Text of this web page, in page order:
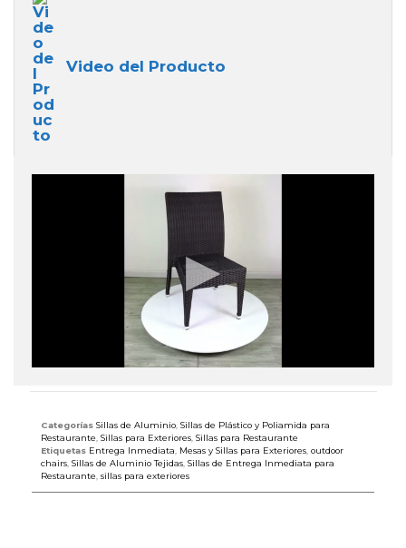
Video del Producto
Categorías Sillas de Aluminio Sillas de Plástico y Poliamida para
Restaurante Sillas para Exteriores Sillas para Restaurante
Etiquetas Entrega Inmediata Mesas y Sillas para Exteriores outdoor
chairs Sillas de Aluminio Tejidas Sillas de Entrega Inmediata para
Restaurante sillas para exteriores